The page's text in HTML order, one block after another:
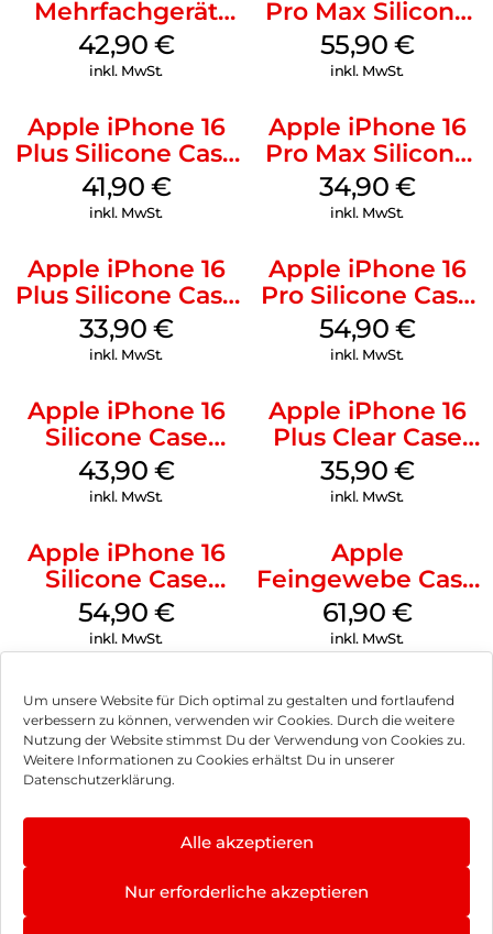
Um unsere Website für Dich optimal zu gestalten und fortlaufend
verbessern zu können, verwenden wir Cookies. Durch die weitere
Nutzung der Website stimmst Du der Verwendung von Cookies zu.
Weitere Informationen zu Cookies erhältst Du in unserer
Datenschutzerklärung.
Alle akzeptieren
Nur erforderliche akzeptieren
Mehrfachgerät
Luna Grey
42,90 €
inkl. MwSt.
Pro Max Silicone
Case MagSafe
Stone Gray
55,90 €
inkl. MwSt.
Apple iPhone 16
Plus Silicone Case
MagSafe Stone
Gray
41,90 €
inkl. MwSt.
Apple iPhone 16
Pro Max Silicone
Case MagSafe
Denim
34,90 €
inkl. MwSt.
Apple iPhone 16
Plus Silicone Case
MagSafe Lake
Green
33,90 €
inkl. MwSt.
Apple iPhone 16
Pro Silicone Case
MagSafe Black
54,90 €
inkl. MwSt.
Apple iPhone 16
Silicone Case
MagSafe Plum
43,90 €
inkl. MwSt.
Apple iPhone 16
Plus Clear Case
MagSafe
Transparent
35,90 €
inkl. MwSt.
Apple iPhone 16
Silicone Case
MagSafe Black
54,90 €
inkl. MwSt.
Apple
Feingewebe Case
iPhone 15 Pro
MagSafe Schwarz
61,90 €
inkl. MwSt.
Impressum
Hinweis zur Batterieentsorgung